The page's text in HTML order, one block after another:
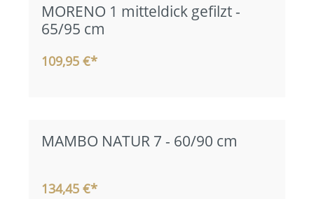
MORENO 1 mitteldick gefilzt -
65/95 cm
109,95 €*
MAMBO NATUR 7 - 60/90 cm
134,45 €*